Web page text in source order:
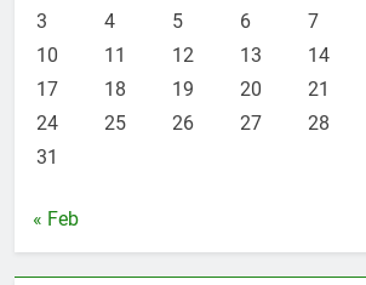
3
4 5 6 7
10
11 12 13 14
17
18 19 20 21
24
25 26 27 28
31
« Feb